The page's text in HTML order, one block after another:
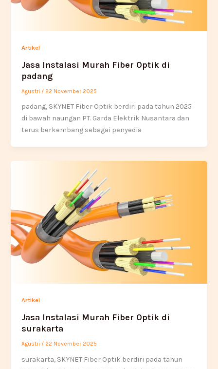
Artikel
Jasa Instalasi Murah Fiber Optik di
padang
Agustri / 22 November 2025
padang, SKYNET Fiber Optik berdiri pada tahun 2025
di bawah naungan PT. Garda Elektrik Nusantara dan
terus berkembang sebagai penyedia
Artikel
Jasa Instalasi Murah Fiber Optik di
surakarta
Agustri / 22 November 2025
surakarta, SKYNET Fiber Optik berdiri pada tahun